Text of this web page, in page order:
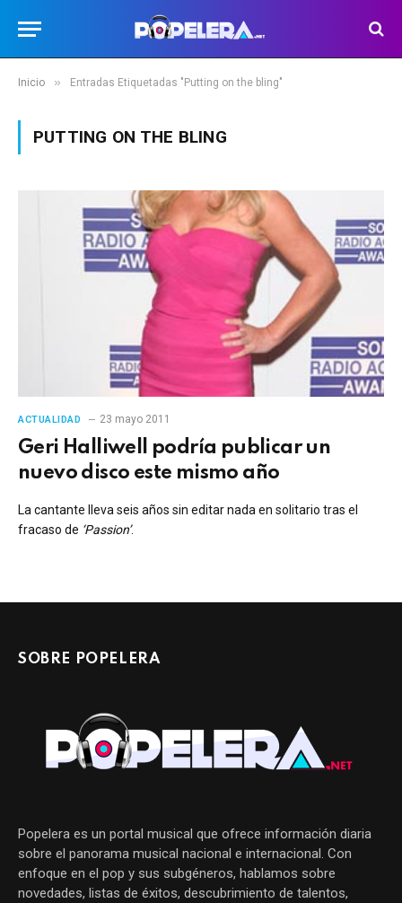
Inicio » Entradas Etiquetadas "Putting on the bling"
PUTTING ON THE BLING
ACTUALIDAD 23 mayo 2011
Geri Halliwell podría publicar un
nuevo disco este mismo año
La cantante lleva seis años sin editar nada en solitario tras el
fracaso de ‘Passion’.
SOBRE POPELERA
Popelera es un portal musical que ofrece información diaria
sobre el panorama musical nacional e internacional. Con
enfoque en el pop y sus subgéneros, hablamos sobre
novedades, listas de éxitos, descubrimiento de talentos,